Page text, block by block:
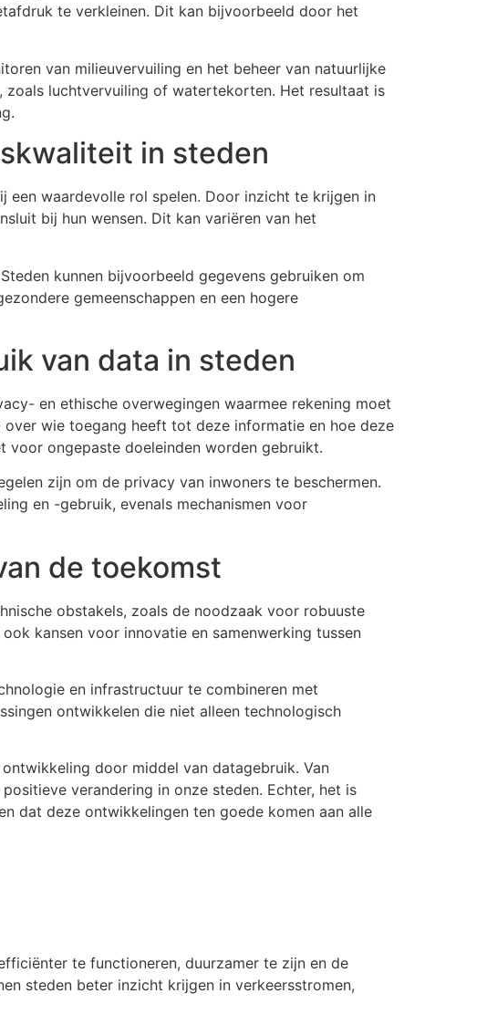
te verkleinen. Dit kan bijvoorbeeld door het
van milieuvervuiling en het beheer van natuurlijke
zoals luchtvervuiling of watertekorten. Het resultaat is
in steden
een waardevolle rol spelen. Door inzicht te krijgen in
bij hun wensen. Dit kan variëren van het
kunnen bijvoorbeeld gegevens gebruiken om
gemeenschappen en een hogere
van data in steden
en ethische overwegingen waarmee rekening moet
wie toegang heeft tot deze informatie en hoe deze
voor ongepaste doeleinden worden gebruikt.
zijn om de privacy van inwoners te beschermen.
en -gebruik, evenals mechanismen voor
de toekomst
obstakels, zoals de noodzaak voor robuuste
kansen voor innovatie en samenwerking tussen
en infrastructuur te combineren met
ontwikkelen die niet alleen technologisch
door middel van datagebruik. Van
verandering in onze steden. Echter, het is
dat deze ontwikkelingen ten goede komen aan alle
te functioneren, duurzamer te zijn en de
steden beter inzicht krijgen in verkeersstromen,